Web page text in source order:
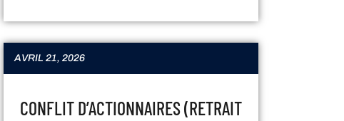
AVRIL 21, 2026
CONFLIT D’ACTIONNAIRES (RETRAIT